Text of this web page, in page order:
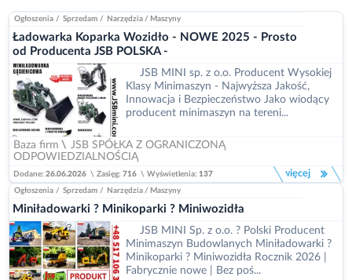
Ogłoszenia / Sprzedam / Narzędzia / Maszyny
Ładowarka Koparka Wozidło - NOWE 2025 - Prosto
od Producenta JSB POLSKA -
JSB MINI sp. z o.o. Producent Wysokiej
Klasy Minimaszyn - Najwyższa Jakość,
Innowacja i Bezpieczeństwo Jako wiodący
producent minimaszyn na tereni...
Baza firm \ JSB SPÓŁKA Z OGRANICZONĄ
ODPOWIEDZIALNOŚCIĄ
Dodane:26.06.2026 \ Zasięg:716 \ Wyświetlenia:137 więcej
Ogłoszenia / Sprzedam / Narzędzia / Maszyny
Miniładowarki ? Minikoparki ? Miniwozidła
JSB MINI Sp. z o.o. ? Polski Producent
Minimaszyn Budowlanych Miniładowarki ?
Minikoparki ? Miniwozidła Rocznik 2026 |
Fabrycznie nowe | Bez poś...